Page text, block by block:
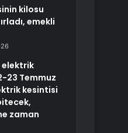
kilosu
emekli
elektrik
23 Temmuz
kesintisi
zaman